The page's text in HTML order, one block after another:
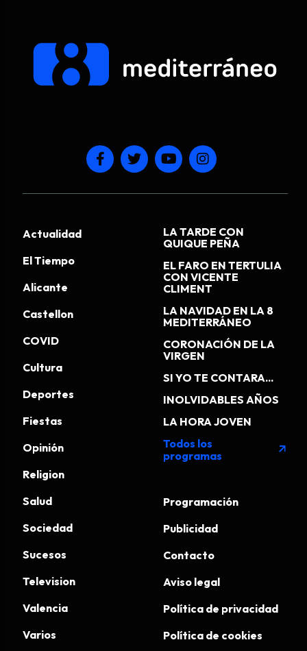
Actualidad
El Tiempo
Alicante
Castellon
COVID
Cultura
Deportes
Fiestas
Opinión
Religion
Salud
Sociedad
Sucesos
Television
Valencia
Varios
LA TARDE CON
QUIQUE PEÑA
EL FARO EN TERTULIA
CON VICENTE
CLIMENT
LA NAVIDAD EN LA 8
MEDITERRÁNEO
CORONACIÓN DE LA
VIRGEN
SI YO TE CONTARA...
INOLVIDABLES AÑOS
LA HORA JOVEN
Todos los
programas
arrow_outward
Programación
Publicidad
Contacto
Aviso legal
Política de privacidad
Política de cookies